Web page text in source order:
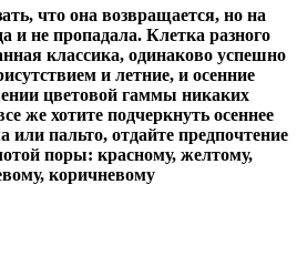
что она возвращается, но на
и не пропадала. Клетка разного
классика, одинаково успешно
и летние, и осенние
цветовой гаммы никаких
же хотите подчеркнуть осеннее
или пальто, отдайте предпочтение
поры: красному, желтому,
коричневому